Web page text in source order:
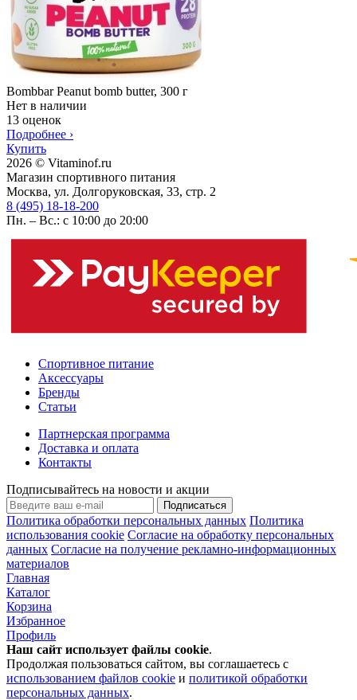
Bombbar Peanut bomb butter, 300 г
Нет в наличии
13 оценок
Подробнее ›
Купить
2026 © Vitaminof.ru
Магазин спортивного питания
Москва, ул. Долгоруковская, 33, стр. 2
8 (495) 18-18-200
Пн. – Вс.: с 10:00 до 20:00
Спортивное питание
Аксессуары
Бренды
Статьи
Партнерская программа
Доставка и оплата
Контакты
Подписывайтесь на новости и акции
Подписаться
Политика обработки персональных данных Политика
использования cookie Согласие на обработку персональных
данных Согласие на получение рекламно-информационных
материалов
Главная
Каталог
Корзина
Избранное
Профиль
Наш сайт использует файлы cookie.
Продолжая пользоваться сайтом, вы соглашаетесь с
использованием файлов cookie и политикой обработки
персональных данных.